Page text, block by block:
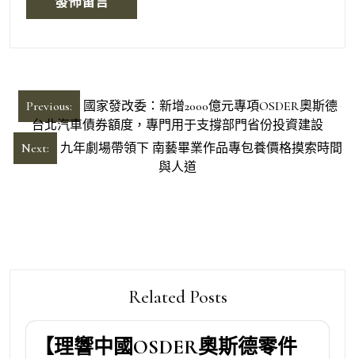
文
章
導
Previous:
國家發改委：新增2000億元專項OSDER奧斯德
台北汽車債券額度，專門用于支撐部門省份投資建設
Next:
九年劇場帶領下 南藝畢業作品專包養價格摸索時間
與人道
Related Posts
【理響中國OSDER奧斯德零件